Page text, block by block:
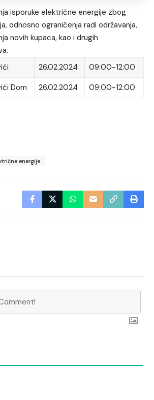
isporuke električne energije zbog
odnosno ograničenja radi održavanja,
novih kupaca, kao i drugih
26.02.2024
09:00-12:00
Dom 26.02.2024 09:00-12:00
energije